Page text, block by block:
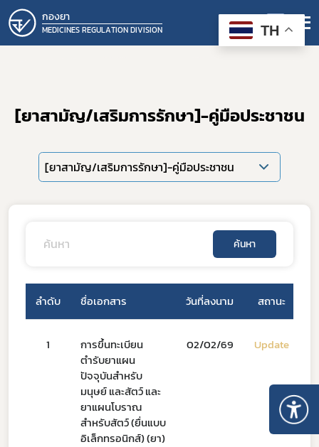
กองยา
MEDICINES REGULATION DIVISION
[ยาสามัญ/เสริมการรักษา]-คู่มือประชาชน
[ยาสามัญ/เสริมการรักษา]-คู่มือประชาชน
ค้นหา
ลำดับ ชื่อเอกสาร วันที่ลงนาม สถานะ
1
การขึ้นทะเบียน
ตำรับยาแผน
ปัจจุบันสำหรับ
มนุษย์ และสัตว์ และ
ยาแผนโบราณ
สำหรับสัตว์ (ยื่นแบบ
อิเล็กทรอนิกส์) (ยา)
02/02/69 Update
TH